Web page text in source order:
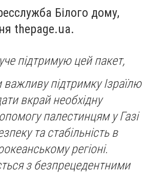
Білого дому,
thepage.ua.
підтримую цей пакет,
підтримку Ізраїлю
вкрай необхідну
палестинцям у Газі
та стабільність в
регіоні.
з безпрецедентними